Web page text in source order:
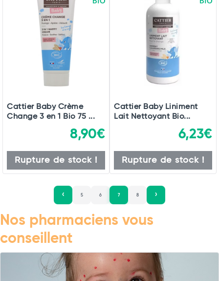
Cattier Baby Crème
Change 3 en 1 Bio 75 ...
8,90€
Rupture de stock !
Cattier Baby Liniment
Lait Nettoyant Bio...
6,23€
Rupture de stock !
5 6 7 8
Nos pharmaciens vous
conseillent